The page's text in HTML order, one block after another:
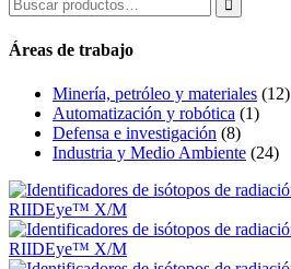

Áreas de trabajo
Minería, petróleo y materiales (12)
Automatización y robótica (1)
Defensa e investigación (8)
Industria y Medio Ambiente (24)